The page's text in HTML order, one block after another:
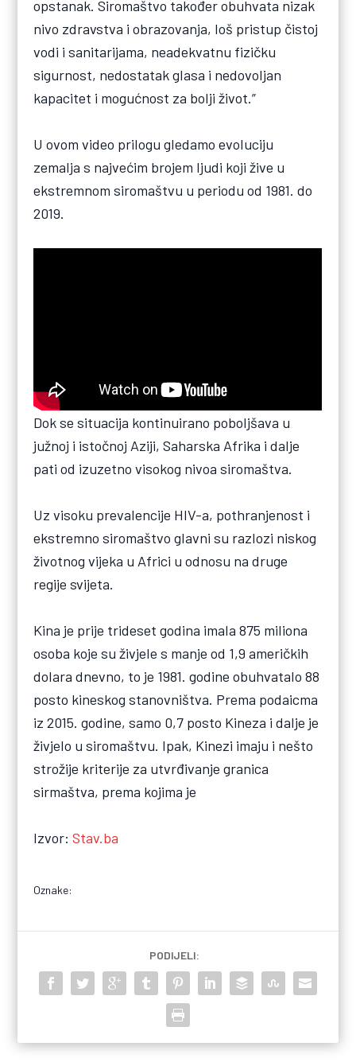
opstanak. Siromaštvo također obuhvata nizak
nivo zdravstva i obrazovanja, loš pristup čistoj
vodi i sanitarijama, neadekvatnu fizičku
sigurnost, nedostatak glasa i nedovoljan
kapacitet i mogućnost za bolji život.”
U ovom video prilogu gledamo evoluciju
zemalja s najvećim brojem ljudi koji žive u
ekstremnom siromaštvu u periodu od 1981. do
2019.
Dok se situacija kontinuirano poboljšava u
južnoj i istočnoj Aziji, Saharska Afrika i dalje
pati od izuzetno visokog nivoa siromaštva.
Uz visoku prevalencije HIV-a, pothranjenost i
ekstremno siromaštvo glavni su razlozi niskog
životnog vijeka u Africi u odnosu na druge
regije svijeta.
Kina je prije trideset godina imala 875 miliona
osoba koje su živjele s manje od 1,9 američkih
dolara dnevno, to je 1981. godine obuhvatalo 88
posto kineskog stanovništva. Prema podaicma
iz 2015. godine, samo 0,7 posto Kineza i dalje je
živjelo u siromaštvu. Ipak, Kinezi imaju i nešto
strožije kriterije za utvrđivanje granica
sirmaštva, prema kojima je
Izvor:Stav.ba
Oznake:
PODIJELI: